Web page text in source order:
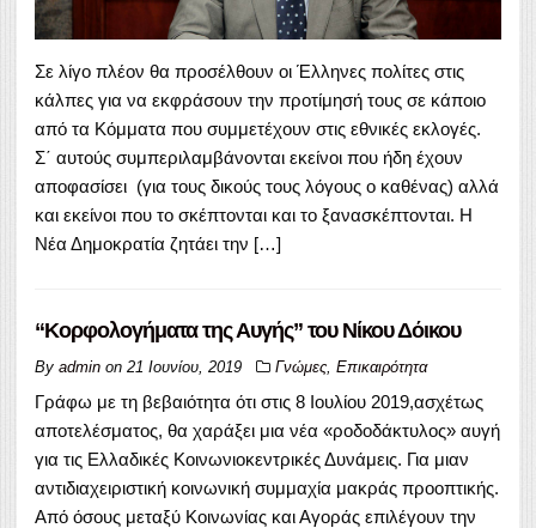
Σε λίγο πλέον θα προσέλθουν οι Έλληνες πολίτες στις
κάλπες για να εκφράσουν την προτίμησή τους σε κάποιο
από τα Κόμματα που συμμετέχουν στις εθνικές εκλογές.
Σ΄ αυτούς συμπεριλαμβάνονται εκείνοι που ήδη έχουν
αποφασίσει (για τους δικούς τους λόγους ο καθένας) αλλά
και εκείνοι που το σκέπτονται και το ξανασκέπτονται. Η
Νέα Δημοκρατία ζητάει την […]
“Κορφολογήματα της Αυγής” του Νίκου Δόικου
By admin on 21 Ιουνίου, 2019 Γνώμες Επικαιρότητα
Γράφω με τη βεβαιότητα ότι στις 8 Ιουλίου 2019,ασχέτως
αποτελέσματος, θα χαράξει μια νέα «ροδοδάκτυλος» αυγή
για τις Ελλαδικές Κοινωνιοκεντρικές Δυνάμεις. Για μιαν
αντιδιαχειριστική κοινωνική συμμαχία μακράς προοπτικής.
Από όσους μεταξύ Κοινωνίας και Αγοράς επιλέγουν την